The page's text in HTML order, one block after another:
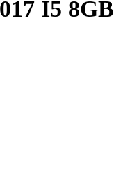
I5 8GB